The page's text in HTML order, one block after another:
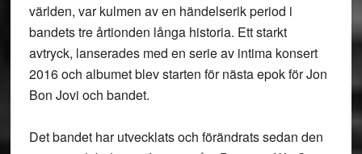
världen, var kulmen av en händelserik period i
bandets tre årtionden långa historia. Ett starkt
avtryck, lanserades med en serie av intima konsert
2016 och albumet blev starten för nästa epok för Jon
Bon Jovi och bandet.
Det bandet har utvecklats och förändrats sedan den